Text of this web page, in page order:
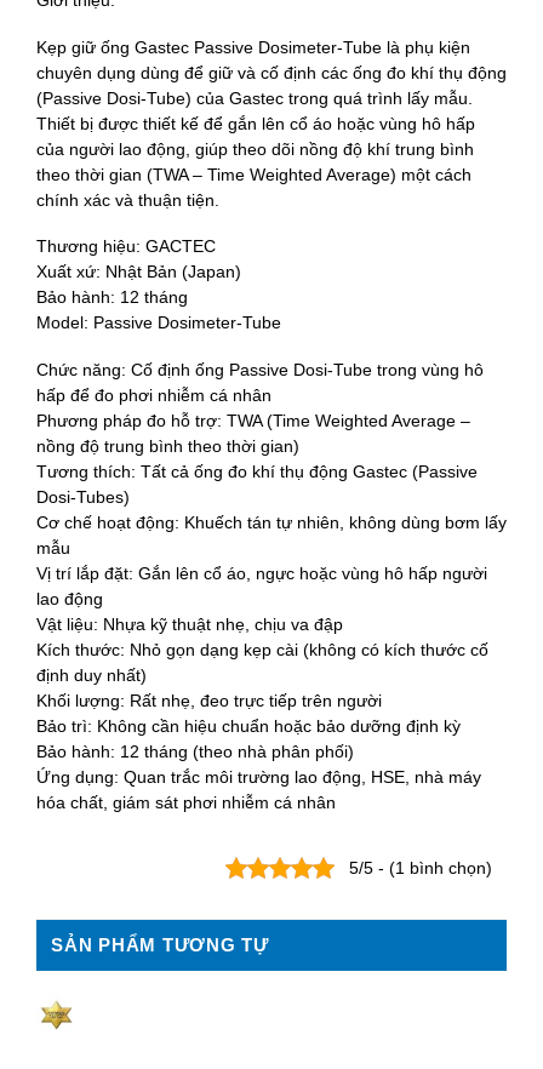
Kẹp giữ ống Gastec Passive Dosimeter-Tube là phụ kiện
chuyên dụng dùng để giữ và cố định các ống đo khí thụ động
(Passive Dosi-Tube) của Gastec trong quá trình lấy mẫu.
Thiết bị được thiết kế để gắn lên cổ áo hoặc vùng hô hấp
của người lao động, giúp theo dõi nồng độ khí trung bình
theo thời gian (TWA – Time Weighted Average) một cách
chính xác và thuận tiện.
Thương hiệu: GACTEC
Xuất xứ: Nhật Bản (Japan)
Bảo hành: 12 tháng
Model: Passive Dosimeter-Tube
Chức năng: Cố định ống Passive Dosi-Tube trong vùng hô
hấp để đo phơi nhiễm cá nhân
Phương pháp đo hỗ trợ: TWA (Time Weighted Average –
nồng độ trung bình theo thời gian)
Tương thích: Tất cả ống đo khí thụ động Gastec (Passive
Dosi-Tubes)
Cơ chế hoạt động: Khuếch tán tự nhiên, không dùng bơm lấy
mẫu
Vị trí lắp đặt: Gắn lên cổ áo, ngực hoặc vùng hô hấp người
lao động
Vật liệu: Nhựa kỹ thuật nhẹ, chịu va đập
Kích thước: Nhỏ gọn dạng kẹp cài (không có kích thước cố
định duy nhất)
Khối lượng: Rất nhẹ, đeo trực tiếp trên người
Bảo trì: Không cần hiệu chuẩn hoặc bảo dưỡng định kỳ
Bảo hành: 12 tháng (theo nhà phân phối)
Ứng dụng: Quan trắc môi trường lao động, HSE, nhà máy
hóa chất, giám sát phơi nhiễm cá nhân
5/5 - (1 bình chọn)
SẢN PHẨM TƯƠNG TỰ